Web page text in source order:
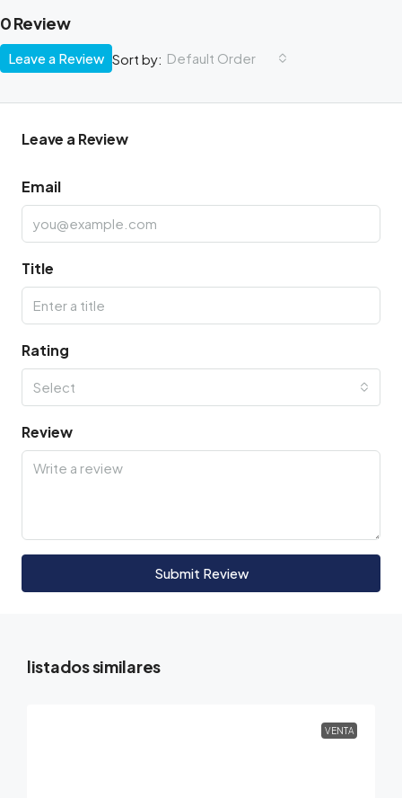
0 Review
Sort by: Default Order
Leave a Review
Leave a Review
Email
Title
Rating
Select
Review
Submit Review
listados similares
VENTA